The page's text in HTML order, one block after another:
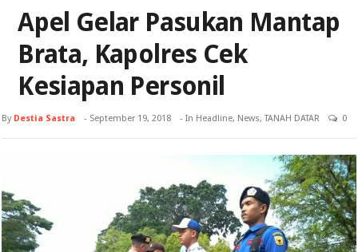
Apel Gelar Pasukan Mantap
Brata, Kapolres Cek
Kesiapan Personil
By Destia Sastra - September 19, 2018 - In Headline, News,TANAH DATAR 0